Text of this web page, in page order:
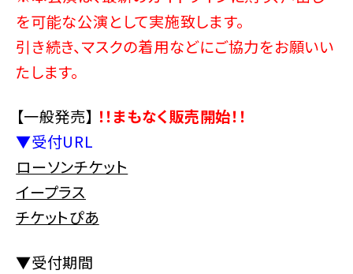
を可能な公演として実施致します。
引き続き、マスクの着用などにご協力をお願いい
たします。
【一般発売】 ！！まもなく販売開始！！
▼受付URL
ローソンチケット
イープラス
チケットぴあ
▼受付期間